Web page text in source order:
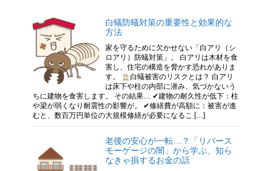
白蟻防蟻対策の重要性と効果的な
方法
家を守るために欠かせない「白アリ（シ
ロアリ）防蟻対策」。 白アリは木材を食
害し、住宅の構造を脅かす恐れがありま
す。
白蟻被害のリスクとは？ 白アリ
は床下や柱の内部に潜み、気づかないう
ちに建物を食害します。 その結果… ✔建物の耐久性が低下：柱
や梁が弱くなり耐震性の影響が。 ✔修繕費が高額に：被害が進
むと、数百万円単位の大規模修繕が必要になるこ […]
老後の安心が一転…？「リバース
モーゲージの闇」から学ぶ、知ら
なきゃ損するお金の話